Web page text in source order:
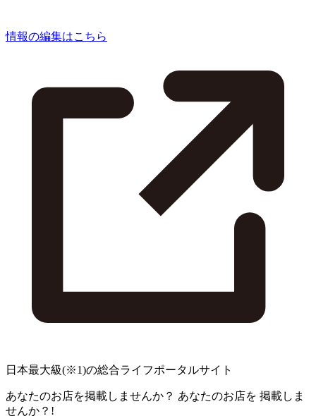
情報の編集はこちら
日本最大級(※1)の総合ライフポータルサイト
あなたのお店を掲載しませんか？ あなたのお店を 掲載しま
せんか？!